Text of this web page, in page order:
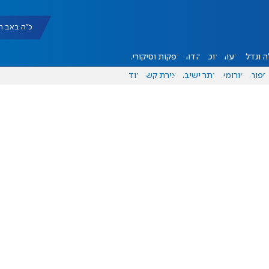
כ"ה באב תשפ"ו
ונדל"ן דעות אוכל יהדות הפקות וסיקורים
ספורט פורומים אתר ישיבה יצירת קשר עוד